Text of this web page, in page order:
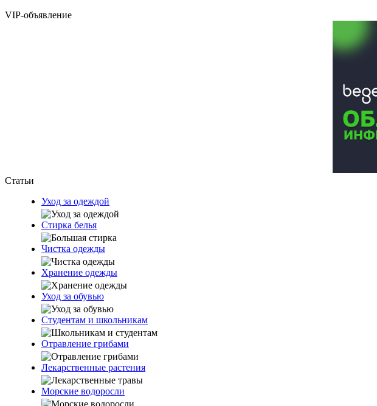
VIP-объявление
Статьи
Уход за одеждой
Стирка белья
Чистка одежды
Хранение одежды
Уход за обувью
Студентам и школьникам
Отравление грибами
Лекарственные растения
Морские водоросли